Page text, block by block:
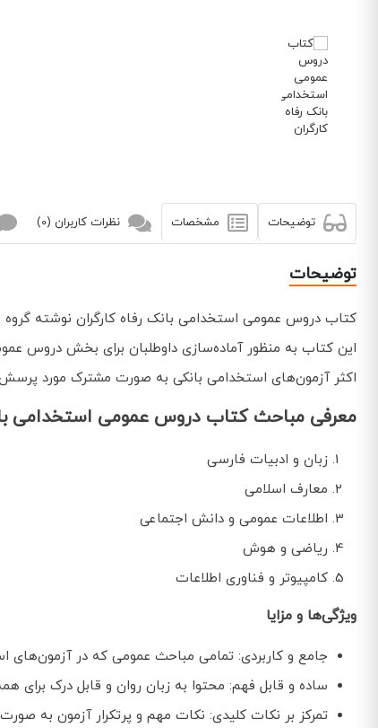
توضیحات مشخصات نظرات کاربران (0)
توضیحات
کتاب دروس عمومی استخدامی بانک رفاه کارگران نوشته
این کتاب به منظور آماده‌سازی داوطلبان برای بخش دروس
اکثر آزمون‌های استخدامی بانکی به صورت مشترک مورد پرسش
معرفی مباحث کتاب دروس عمومی استخدامی
زبان و ادبیات فارسی
معارف اسلامی
اطلاعات عمومی و دانش اجتماعی
ریاضی و هوش
کامپیوتر و فناوری اطلاعات
ویژگی‌ها و مزایا
جامع و کاربردی: تمامی مباحث عمومی که در
ساده و قابل فهم: محتوا به زبان روان و قابل درک برای
تمرکز بر نکات کلیدی: نکات مهم و پرتکرار آزمون به